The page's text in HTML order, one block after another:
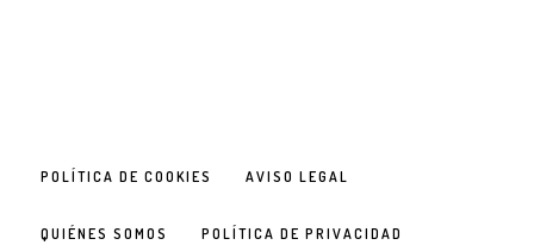
POLÍTICA DE COOKIES AVISO LEGAL
QUIÉNES SOMOS POLÍTICA DE PRIVACIDAD